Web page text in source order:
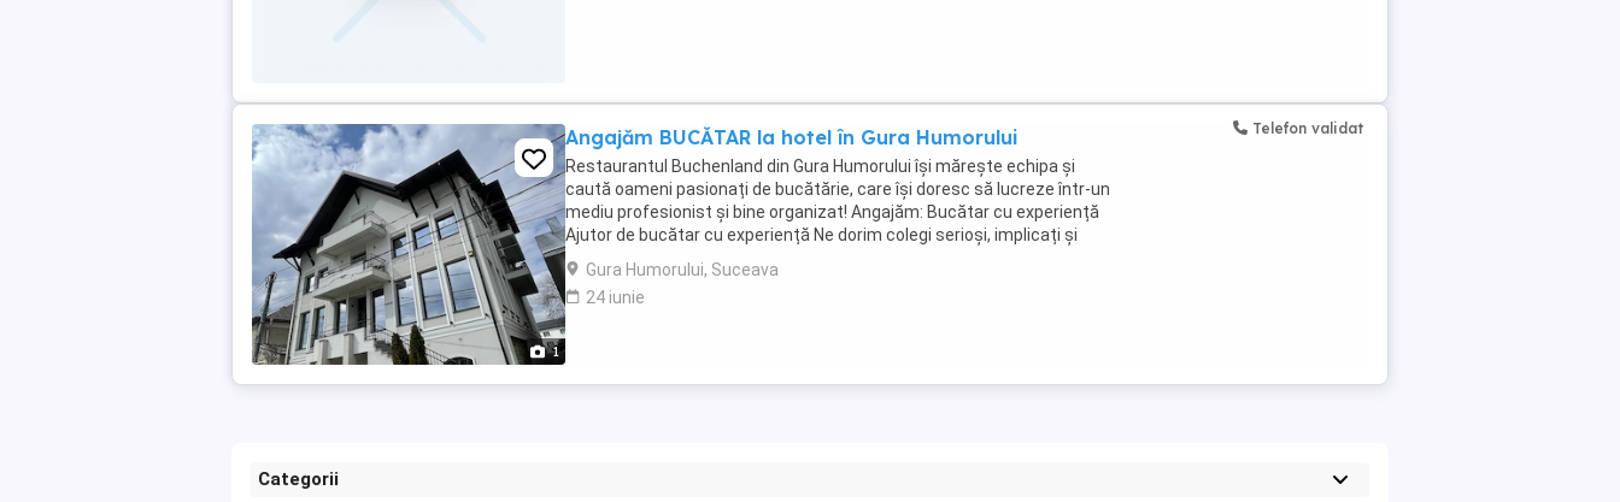
1
Angajăm BUCĂTAR la hotel în Gura Humorului
Restaurantul Buchenland din Gura Humorului își mărește echipa și
caută oameni pasionați de bucătărie, care își doresc să lucreze într-un
mediu profesionist și bine organizat! Angajăm: Bucătar cu experiență
Ajutor de bucătar cu experiență Ne dorim colegi serioși, implicați și
atenți la calitatea ...
Gura Humorului, Suceava
24 iunie
Telefon validat
Categorii